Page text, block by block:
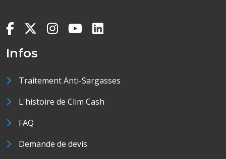
Infos
Traitement Anti-Sargasses
L'histoire de Clim Cash
FAQ
Demande de devis